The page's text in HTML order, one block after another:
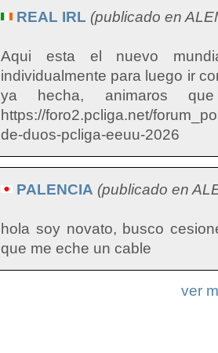
REAL IRL (publicado en
Aqui esta el nuevo
individualmente para luego ir
ya hecha, animaros
https://foro2.pcliga.net/
de-duos-pcliga-eeuu-2026
PALENCIA (publicado en
hola soy novato, busco
que me eche un cable
ver